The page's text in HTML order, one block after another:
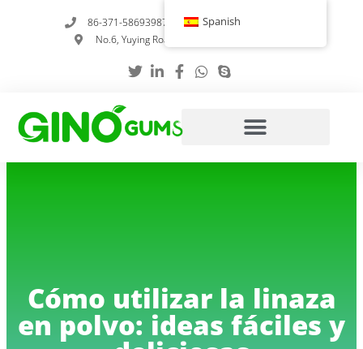
86-371-58693987
info@gumstabilizer.com
No.6, Yuying Road, Zhengzhou, Henan, China
Cómo utilizar la linaza
en polvo: ideas fáciles y
Spanish